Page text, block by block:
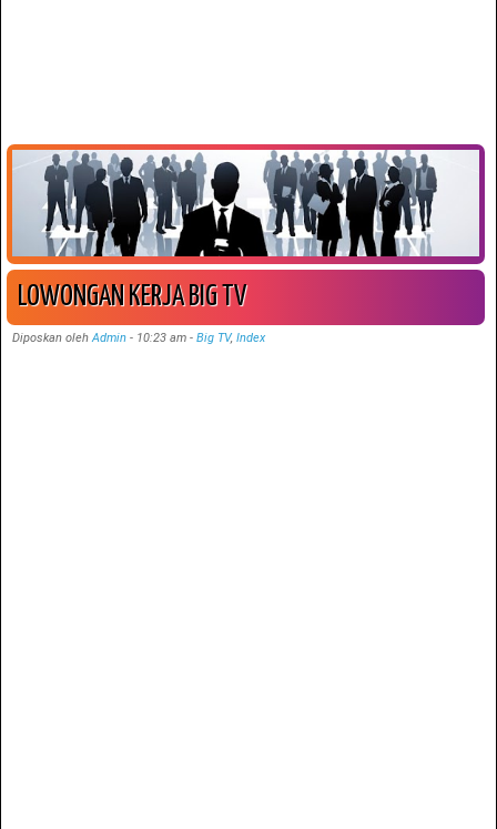
LOWONGAN KERJA BIG TV
Diposkan olehAdmin - 10:23 am- Big TV,Index